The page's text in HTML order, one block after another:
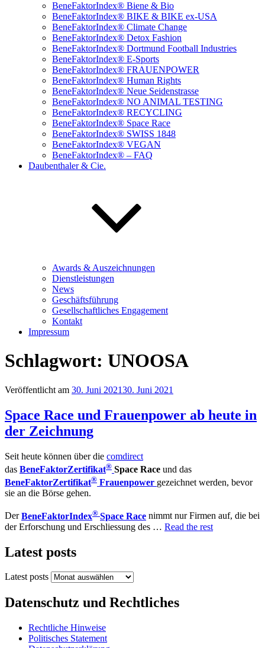
BeneFaktorIndex® Biene & Bio
BeneFaktorIndex® BIKE & BIKE ex-USA
BeneFaktorIndex® Climate Change
BeneFaktorIndex® Detox Fashion
BeneFaktorIndex® Dortmund Football Industries
BeneFaktorIndex® E-Sports
BeneFaktorIndex® FRAUENPOWER
BeneFaktorIndex® Human Rights
BeneFaktorIndex® Neue Seidenstrasse
BeneFaktorIndex® NO ANIMAL TESTING
BeneFaktorIndex® RECYCLING
BeneFaktorIndex® Space Race
BeneFaktorIndex® SWISS 1848
BeneFaktorIndex® VEGAN
BeneFaktorIndex® – FAQ
Daubenthaler & Cie.
Awards & Auszeichnungen
Dienstleistungen
News
Geschäftsführung
Gesellschaftliches Engagement
Kontakt
Impressum
Schlagwort: UNOOSA
Veröffentlicht am 30. Juni 202130. Juni 2021
Space Race und Frauenpower ab heute in
der Zeichnung
Seit heute können über die comdirect
das BeneFaktorZertifikat® Space Race und das
BeneFaktorZertifikat® Frauenpower gezeichnet werden, bevor
sie an die Börse gehen.
DerBeneFaktorIndex® Space Race nimmt nur Firmen auf, die bei
der Erforschung und Erschliessung des … Read the rest
Latest posts
Latest posts
Datenschutz und Rechtliches
Rechtliche Hinweise
Politisches Statement